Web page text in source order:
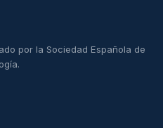
por la Sociedad Española de